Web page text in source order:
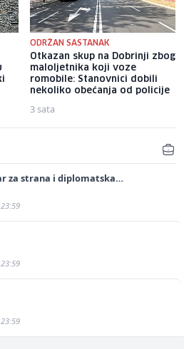
ODRŽAN SASTANAK
Otkazan skup na Dobrinji zbog
maloljetnika koji voze
romobile: Stanovnici dobili
nekoliko obećanja od policije
3 sata
za strana i diplomatska